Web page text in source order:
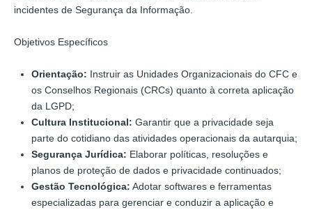
incidentes de Segurança da Informação.
Objetivos Específicos
Orientação: Instruir as Unidades Organizacionais do CFC e
os Conselhos Regionais (CRCs) quanto à correta aplicação
da LGPD;
Cultura Institucional: Garantir que a privacidade seja
parte do cotidiano das atividades operacionais da autarquia;
Segurança Jurídica: Elaborar políticas, resoluções e
planos de proteção de dados e privacidade continuados;
Gestão Tecnológica: Adotar softwares e ferramentas
especializadas para gerenciar e conduzir a aplicação e